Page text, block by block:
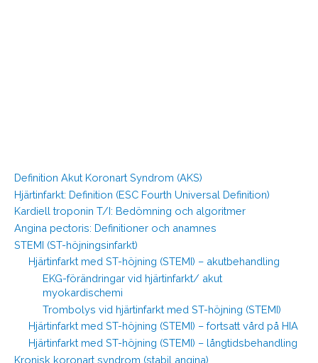
Definition Akut Koronart Syndrom (AKS)
Hjärtinfarkt: Definition (ESC Fourth Universal Definition)
Kardiell troponin T/I: Bedömning och algoritmer
Angina pectoris: Definitioner och anamnes
STEMI (ST-höjningsinfarkt)
Hjärtinfarkt med ST-höjning (STEMI) – akutbehandling
EKG-förändringar vid hjärtinfarkt/ akut
myokardischemi
Trombolys vid hjärtinfarkt med ST-höjning (STEMI)
Hjärtinfarkt med ST-höjning (STEMI) – fortsatt vård på HIA
Hjärtinfarkt med ST-höjning (STEMI) – långtidsbehandling
Kronisk koronart syndrom (stabil angina)